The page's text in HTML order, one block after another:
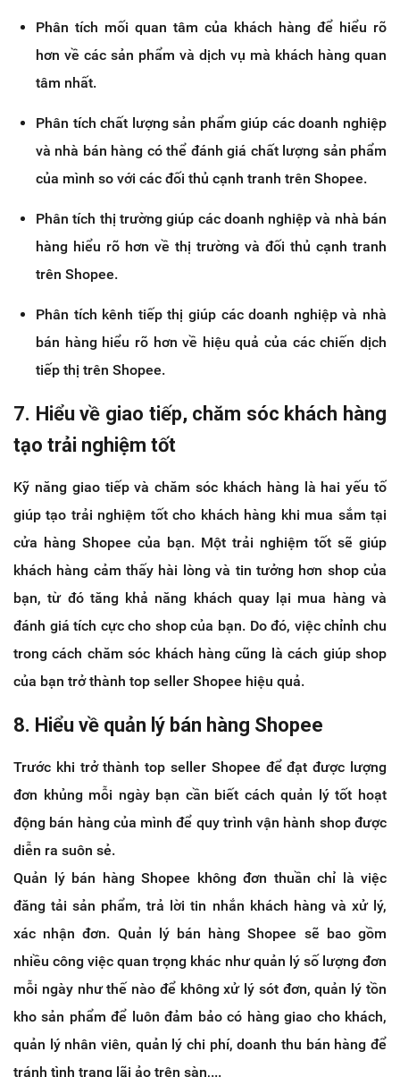
Phân tích mối quan tâm của khách hàng để hiểu rõ
hơn về các sản phẩm và dịch vụ mà khách hàng quan
tâm nhất.
Phân tích chất lượng sản phẩm giúp các doanh nghiệp
và nhà bán hàng có thể đánh giá chất lượng sản phẩm
của mình so với các đối thủ cạnh tranh trên Shopee.
Phân tích thị trường giúp các doanh nghiệp và nhà bán
hàng hiểu rõ hơn về thị trường và đối thủ cạnh tranh
trên Shopee.
Phân tích kênh tiếp thị giúp các doanh nghiệp và nhà
bán hàng hiểu rõ hơn về hiệu quả của các chiến dịch
tiếp thị trên Shopee.
7. Hiểu về giao tiếp, chăm sóc khách hàng
tạo trải nghiệm tốt
Kỹ năng giao tiếp và chăm sóc khách hàng là hai yếu tố
giúp tạo trải nghiệm tốt cho khách hàng khi mua sắm tại
cửa hàng Shopee của bạn. Một trải nghiệm tốt sẽ giúp
khách hàng cảm thấy hài lòng và tin tưởng hơn shop của
bạn, từ đó tăng khả năng khách quay lại mua hàng và
đánh giá tích cực cho shop của bạn. Do đó, việc chỉnh chu
trong cách chăm sóc khách hàng cũng là cách giúp shop
của bạn trở thành top seller Shopee hiệu quả.
8. Hiểu về quản lý bán hàng Shopee
Trước khi trở thành top seller Shopee để đạt được lượng
đơn khủng mỗi ngày bạn cần biết cách quản lý tốt hoạt
động bán hàng của mình để quy trình vận hành shop được
diễn ra suôn sẻ.
Quản lý bán hàng Shopee không đơn thuần chỉ là việc
đăng tải sản phẩm, trả lời tin nhắn khách hàng và xử lý,
xác nhận đơn. Quản lý bán hàng Shopee sẽ bao gồm
nhiều công việc quan trọng khác như quản lý số lượng đơn
mỗi ngày như thế nào để không xử lý sót đơn, quản lý tồn
kho sản phẩm để luôn đảm bảo có hàng giao cho khách,
quản lý nhân viên, quản lý chi phí, doanh thu bán hàng để
tránh tình trạng lãi ảo trên sàn,...